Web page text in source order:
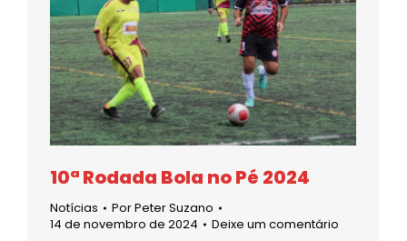
10ª Rodada Bola no Pé 2024
Notícias PorPeter Suzano
14 de novembro de 2024
Deixe um comentário